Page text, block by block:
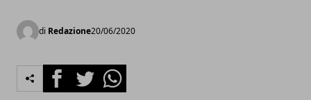
di Redazione20/06/2020
FacebookTwitterWhatsapp